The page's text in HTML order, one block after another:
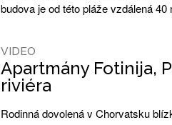
budova je od této pláže vzdálená 40
VIDEO
Apartmány Fotinija,
riviéra
Rodinná dovolená v Chorvatsku